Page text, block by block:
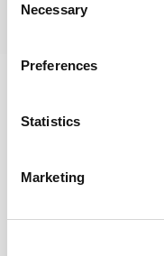
Selection
Necessary
Preferences
Statistics
Marketing